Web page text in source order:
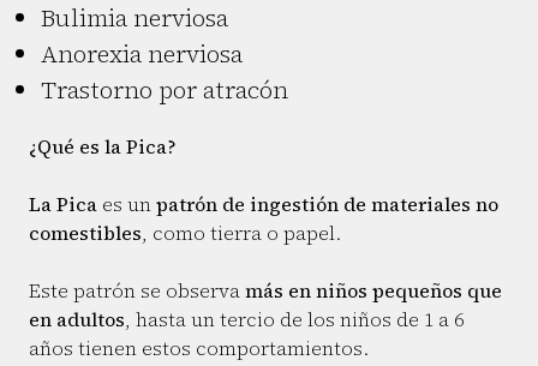
Bulimia nerviosa
Anorexia nerviosa
Trastorno por atracón
¿Qué es la Pica?
La Pica es unpatrón de ingestión de materiales no
comestibles, como tierra o papel.
Este patrón se observamás en niños pequeños que
en adultos, hasta un tercio de los niños de 1 a 6
años tienen estos comportamientos.